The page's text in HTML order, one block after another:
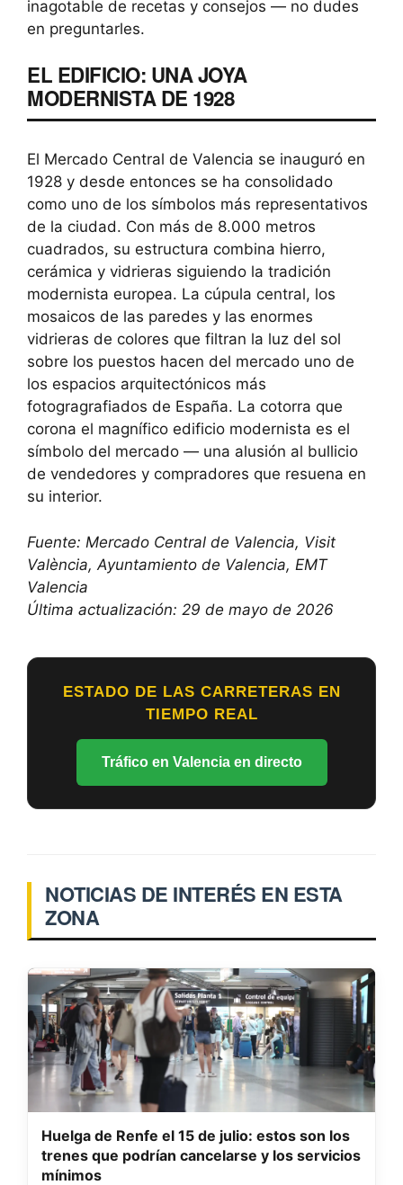
inagotable de recetas y consejos — no dudes
en preguntarles.
EL EDIFICIO: UNA JOYA
MODERNISTA DE 1928
El Mercado Central de Valencia se inauguró en
1928 y desde entonces se ha consolidado
como uno de los símbolos más representativos
de la ciudad. Con más de 8.000 metros
cuadrados, su estructura combina hierro,
cerámica y vidrieras siguiendo la tradición
modernista europea. La cúpula central, los
mosaicos de las paredes y las enormes
vidrieras de colores que filtran la luz del sol
sobre los puestos hacen del mercado uno de
los espacios arquitectónicos más
fotogragrafiados de España. La cotorra que
corona el magnífico edificio modernista es el
símbolo del mercado — una alusión al bullicio
de vendedores y compradores que resuena en
su interior.
Fuente: Mercado Central de Valencia, Visit
València, Ayuntamiento de Valencia, EMT
Valencia
Última actualización: 29 de mayo de 2026
ESTADO DE LAS CARRETERAS EN
TIEMPO REAL
Tráfico en Valencia en directo
NOTICIAS DE INTERÉS EN ESTA
ZONA
Huelga de Renfe el 15 de julio: estos son los
trenes que podrían cancelarse y los servicios
mínimos